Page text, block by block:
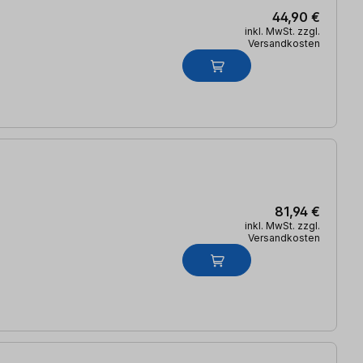
44,90 €
inkl. MwSt. zzgl.
Versandkosten
81,94 €
inkl. MwSt. zzgl.
Versandkosten